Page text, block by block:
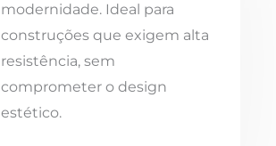
modernidade. Ideal para
construções que exigem alta
resistência, sem
comprometer o design
estético.